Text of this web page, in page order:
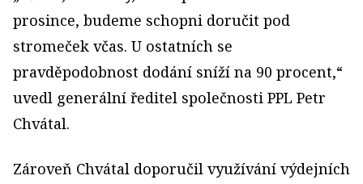
prosince, budeme schopni doručit pod
stromeček včas. U ostatních se
pravděpodobnost dodání sníží na 90 procent,“
uvedl generální ředitel společnosti PPL Petr
Chvátal.
Zároveň Chvátal doporučil využívání výdejních